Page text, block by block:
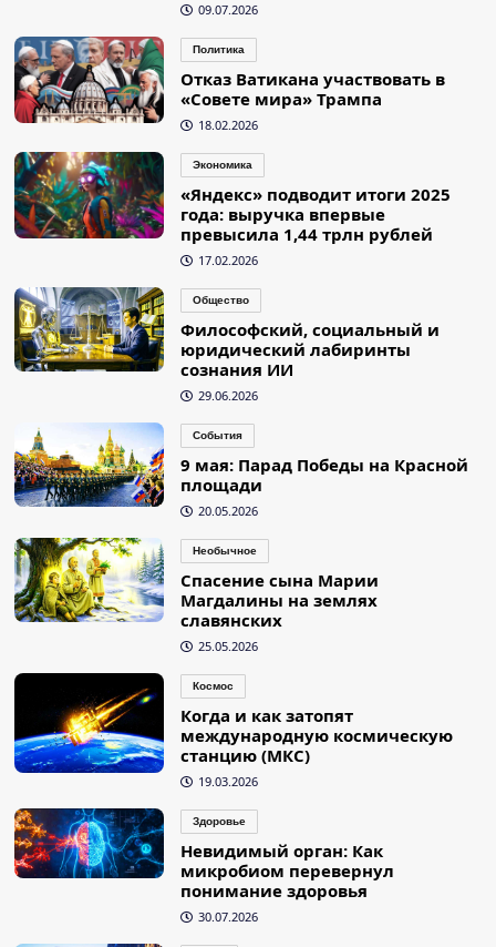
09.07.2026
Политика
Отказ Ватикана участвовать в
«Совете мира» Трампа
18.02.2026
Экономика
«Яндекс» подводит итоги 2025
года: выручка впервые
превысила 1,44 трлн рублей
17.02.2026
Общество
Философский, социальный и
юридический лабиринты
сознания ИИ
29.06.2026
События
9 мая: Парад Победы на Красной
площади
20.05.2026
Необычное
Спасение сына Марии
Магдалины на землях
славянских
25.05.2026
Космос
Когда и как затопят
международную космическую
станцию (МКС)
19.03.2026
Здоровье
Невидимый орган: Как
микробиом перевернул
понимание здоровья
30.07.2026